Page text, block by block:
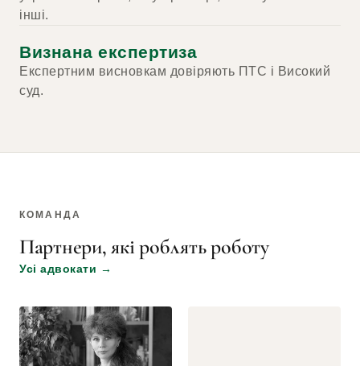
інші.
Визнана експертиза
Експертним висновкам довіряють ПТС і Високий
суд.
КОМАНДА
Партнери, які роблять роботу
Усі адвокати →